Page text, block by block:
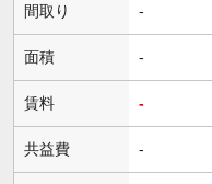
間取り -
面積 -
賃料 -
共益費 -